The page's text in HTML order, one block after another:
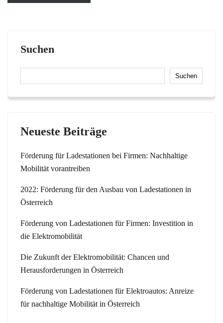
Suchen
Suchen
Neueste Beiträge
Förderung für Ladestationen bei Firmen: Nachhaltige
Mobilität vorantreiben
2022: Förderung für den Ausbau von Ladestationen in
Österreich
Förderung von Ladestationen für Firmen: Investition in
die Elektromobilität
Die Zukunft der Elektromobilität: Chancen und
Herausforderungen in Österreich
Förderung von Ladestationen für Elektroautos: Anreize
für nachhaltige Mobilität in Österreich